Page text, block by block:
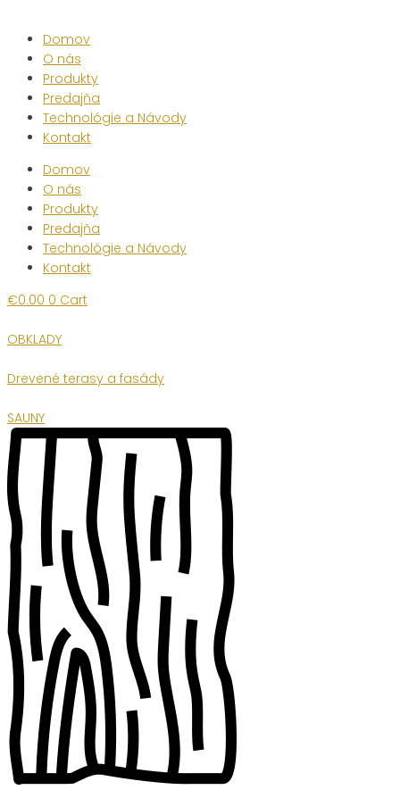
Domov
O nás
Produkty
Predajňa
Technológie a Návody
Kontakt
Domov
O nás
Produkty
Predajňa
Technológie a Návody
Kontakt
€0.00 0 Cart
OBKLADY
Drevené terasy a fasády
SAUNY